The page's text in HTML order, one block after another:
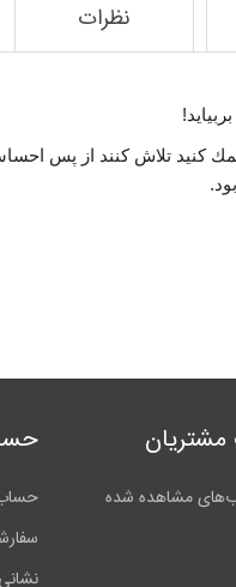
نظرات
كمك كنيد تلاش كنند از پس
مشاهده شده